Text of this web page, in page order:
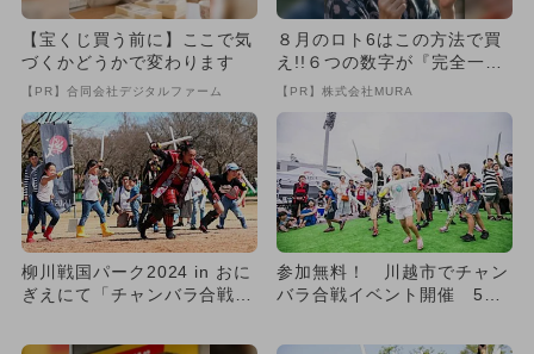
【宝くじ買う前に】ここで気
づくかどうかで変わります
【PR】合同会社デジタルファーム
８月のロト6はこの方法で買
え!!６つの数字が『完全一
致』する方法
【PR】株式会社MURA
柳川戦国パーク2024 in おに
ぎえにて「チャンバラ合戦」
参加無料！ 川越市でチャン
バラ合戦イベント開催 5歳